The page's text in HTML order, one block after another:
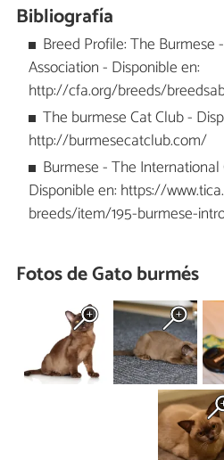
Bibliografía
Breed Profile: The Burmese
Association - Disponible en:
http://cfa.org/breeds/
The burmese Cat Club -
http://burmesecatclub.com/
Burmese - The
Disponible en: https://
breeds/item/195-burmese-
Fotos de Gato burmés